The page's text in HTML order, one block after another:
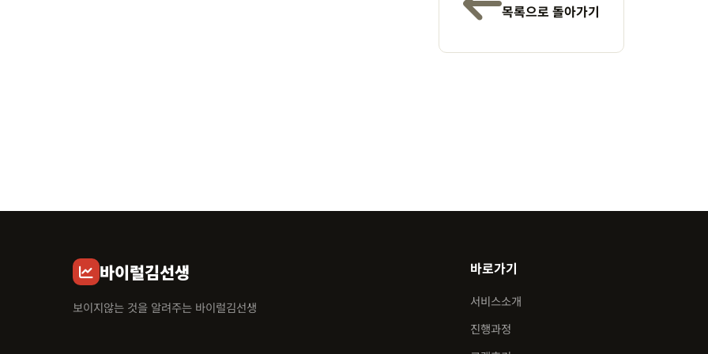
목록으로 돌아가기
바이럴김선생
보이지않는 것을 알려주는 바이럴김선생
바로가기
서비스소개
진행과정